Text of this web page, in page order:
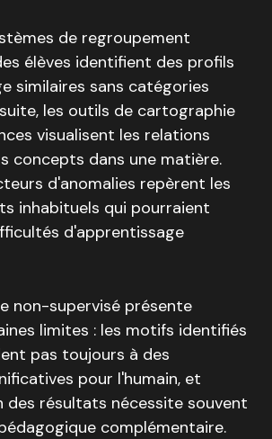
de regroupement
élèves identifient des profils
similaires sans catégories
les outils de cartographie
visualisent les relations
concepts dans une matière.
d'anomalies repèrent les
inhabituels qui pourraient
d'apprentissage
non-supervisé présente
limites : les motifs identifiés
pas toujours à des
pour l'humain, et
résultats nécessite souvent
complémentaire.